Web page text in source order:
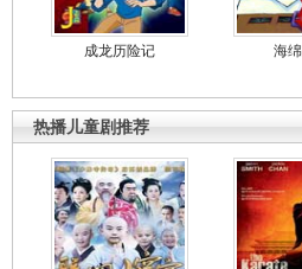
成龙历险记 海
热播儿童剧推荐